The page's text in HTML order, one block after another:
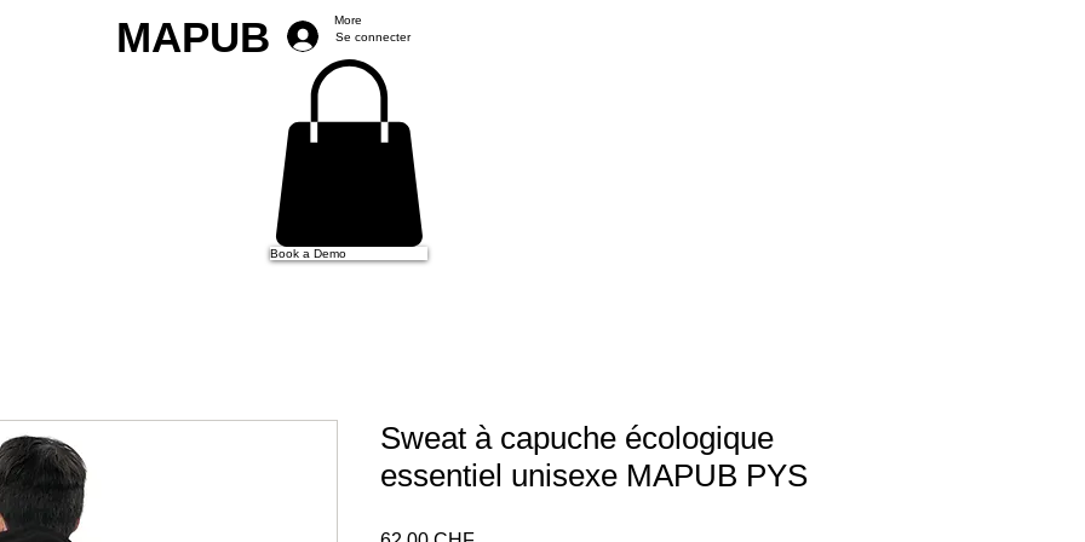
MAPUB
More
Se connecter
Book a Demo
Sweat à capuche écologique
essentiel unisexe MAPUB PYS